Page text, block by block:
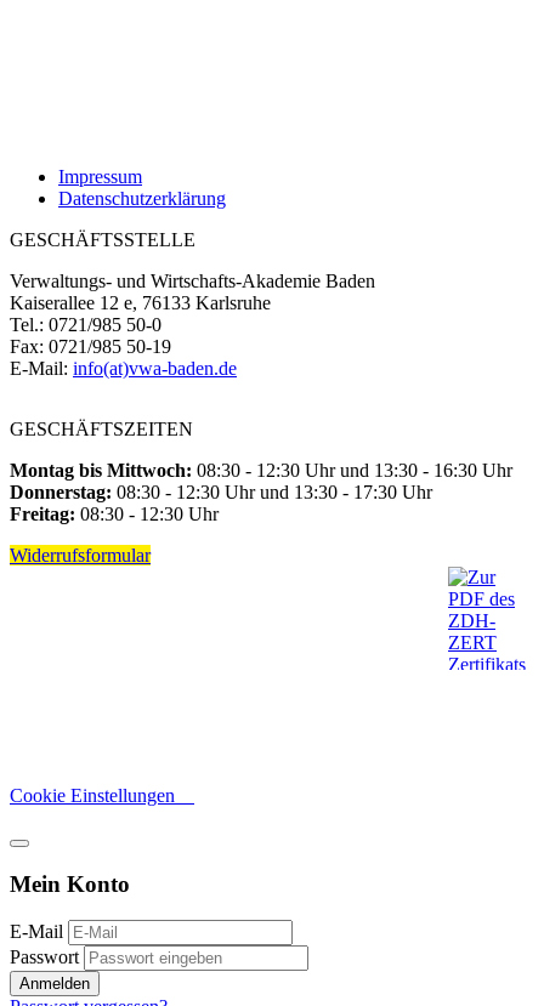
Impressum
Datenschutzerklärung
GESCHÄFTSSTELLE
Verwaltungs- und Wirtschafts-Akademie Baden
Kaiserallee 12 e, 76133 Karlsruhe
Tel.: 0721/985 50-0
Fax: 0721/985 50-19
E-Mail: info(at)vwa-baden.de
GESCHÄFTSZEITEN
Montag bis Mittwoch: 08:30 - 12:30 Uhr und 13:30 - 16:30 Uhr
Donnerstag: 08:30 - 12:30 Uhr und 13:30 - 17:30 Uhr
Freitag: 08:30 - 12:30 Uhr
Widerrufsformular
Cookie Einstellungen
Mein Konto
E-Mail
Passwort
Anmelden